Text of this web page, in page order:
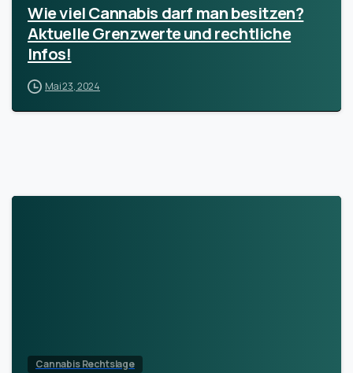
Wie viel Cannabis darf man besitzen?
Aktuelle Grenzwerte und rechtliche
Infos!
Mai 23, 2024
Cannabis Rechtslage